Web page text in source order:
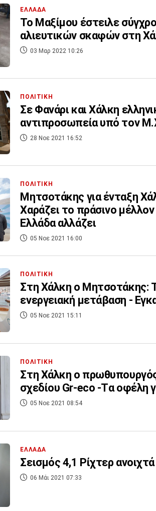
ΕΛΛΑΔΑ
Το Μαξίμου έστειλε
αλιευτικών σκαφών στη
03 Μαρ 2022 10:26
ΠΟΛΙΤΙΚΗ
Σε Φανάρι και Χάλκη
αντιπροσωπεία υπό τον
28 Νοε 2021 16:52
ΠΟΛΙΤΙΚΗ
Μητσοτάκης για ένταξη
Χαράζει το πράσινο
Ελλάδα αλλάζει
05 Νοε 2021 16:00
ΠΟΛΙΤΙΚΗ
Στη Χάλκη ο Μητσοτάκης:
ενεργειακή μετάβαση -
05 Νοε 2021 15:11
ΠΟΛΙΤΙΚΗ
Στη Χάλκη ο πρωθυπουργός
σχεδίου Gr-eco -Tα οφέλη
05 Νοε 2021 08:54
ΕΛΛΑΔΑ
Σεισμός 4,1 Ρίχτερ
06 Μάι 2021 07:33